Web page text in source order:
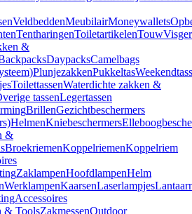
VeldbeddenMeubilairMoneywallets
TentharingenToiletartikelenTouw
&
DaypacksCamelbags
PlunjezakkenPukkeltas
ToilettassenWaterdichte zakken &
tassenLegertassen
BrillenGezichtbeschermers
HelmenKniebeschermers
&
BroekriemenKoppelriemenKoppelriem
ZaklampenHoofdlampenHelm
WerklampenKaarsenLaserlampjes
Accessoires
& ToolsZakmessenOutdoor